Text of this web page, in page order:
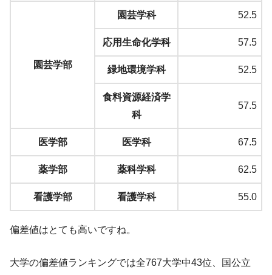
園芸学部
園芸学科 52.5
応用生命化学科 57.5
緑地環境学科 52.5
食料資源経済学
科
57.5
医学部 医学科 67.5
薬学部 薬科学科 62.5
看護学部 看護学科 55.0
偏差値はとても高いですね。
大学の偏差値ランキングでは全767大学中43位、国公立